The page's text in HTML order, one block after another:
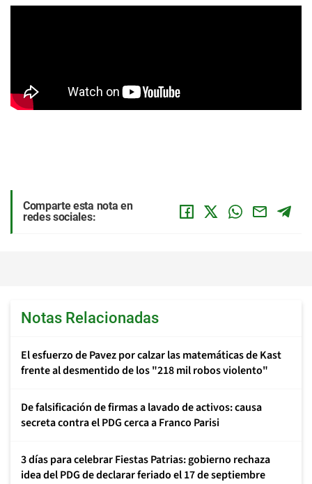
Comparte esta nota en
redes sociales:
Notas Relacionadas
El esfuerzo de Pavez por calzar las matemáticas de Kast
frente al desmentido de los "218 mil robos violento"
De falsificación de firmas a lavado de activos: causa
secreta contra el PDG cerca a Franco Parisi
3 días para celebrar Fiestas Patrias: gobierno rechaza
idea del PDG de declarar feriado el 17 de septiembre